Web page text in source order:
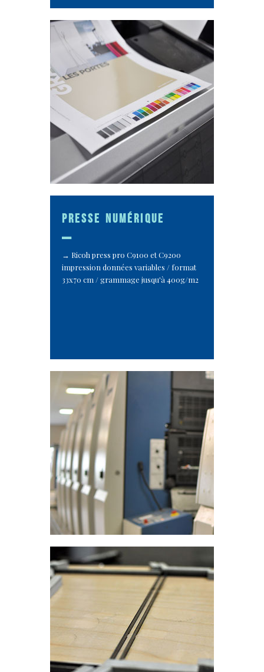
presse numérique
Ricoh press pro C9100 et C9200
impression données variables / format
33x70 cm / grammage jusqu'à 400g/m2